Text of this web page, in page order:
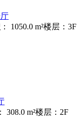
1050.0 m²楼层：3F
308.0 m²楼层：2F